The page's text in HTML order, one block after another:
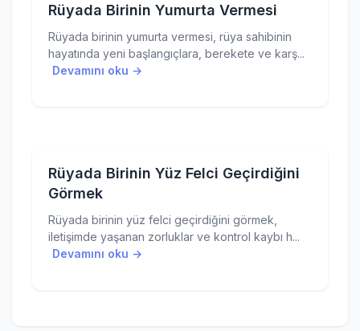
Rüyada Birinin Yumurta Vermesi
Rüyada birinin yumurta vermesi, rüya sahibinin
hayatında yeni başlangıçlara, berekete ve karş...
Devamını oku →
Rüyada Birinin Yüz Felci Geçirdiğini
Görmek
Rüyada birinin yüz felci geçirdiğini görmek,
iletişimde yaşanan zorluklar ve kontrol kaybı h...
Devamını oku →